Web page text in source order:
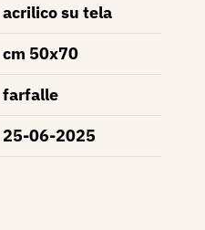
acrilico su tela
cm 50x70
farfalle
25-06-2025